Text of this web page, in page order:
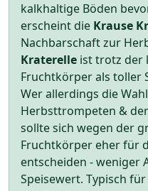
kalkhaltige Böden
erscheint die Krause
Nachbarschaft zur
Kraterelle ist trotz der
Fruchtkörper als toller
Wer allerdings die
Herbsttrompeten &
sollte sich wegen der
Fruchtkörper eher für
entscheiden - weniger
Speisewert. Typisch